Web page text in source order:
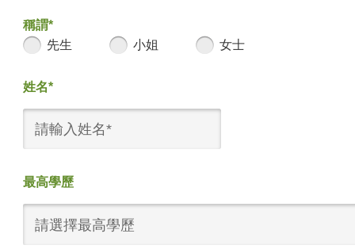
稱謂*
先生
小姐 女士
姓名*
最高學歷
請選擇最高學歷